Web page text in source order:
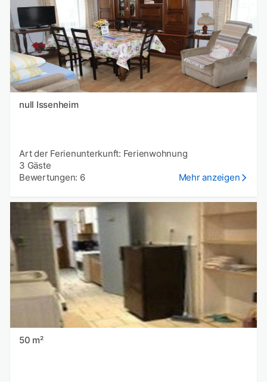
null Issenheim
Art der Ferienunterkunft: Ferienwohnung
3 Gäste
Bewertungen: 6
Mehr anzeigen
50 m²